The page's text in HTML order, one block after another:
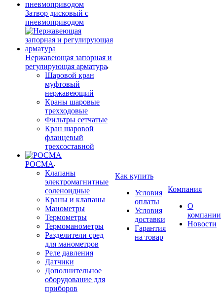
Затвор дисковый с
пневмоприводом
Нержавеющая запорная и
регулирующая арматура
Шаровой кран
муфтовый
нержавеющий
Краны шаровые
трехходовые
Фильтры сетчатые
Кран шаровой
фланцевый
трехсоставной
РОСМА
Клапаны
электромагнитные
соленоидные
Краны и клапаны
Манометры
Термометры
Термоманометры
Разделители сред
для манометров
Реле давления
Датчики
Дополнительное
оборудование для
приборов
Как купить
Условия
оплаты
Условия
доставки
Гарантия
на товар
Компания
О
компании
Новости